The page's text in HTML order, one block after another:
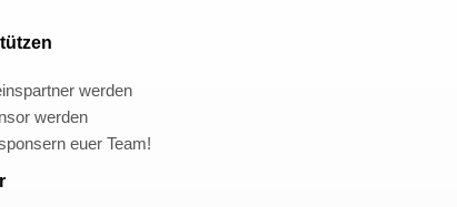
werden
werden
euer Team!